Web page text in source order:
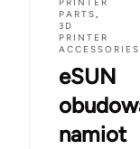
PARTS,
3D
PRINTER
ACCESSORIES
eSUN
namiot